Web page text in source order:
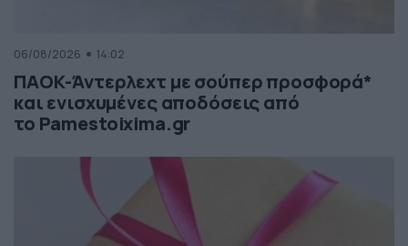
06/08/2026 14:02
ΠΑΟΚ-Άντερλεχτ με σούπερ προσφορά*
και ενισχυμένες αποδόσεις από
το Pamestoixima.gr